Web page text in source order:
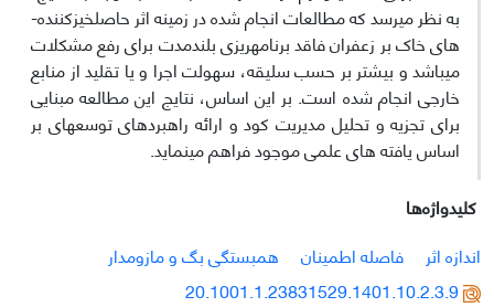
به نظر می­رسد که مطالعات انجام شده در زمینه اثر حاصلخیزکننده­
های خاک بر زعفران فاقد برنامه­ریزی بلندمدت برای رفع مشکلات
می­باشد و بیشتر بر حسب سلیقه، سهولت اجرا و یا تقلید از منابع
خارجی انجام شده است. بر این اساس، نتایج این مطالعه مبنایی
برای تجزیه و تحلیل مدیریت کود و ارائه راهبردهای توسعه­ای بر
اساس یافته­ های علمی موجود فراهم می­نماید.
کلیدواژه‌ها
اندازه اثر
فاصله اطمینان
همبستگی بگ و مازومدار
20.1001.1.23831529.1401.10.2.3.9